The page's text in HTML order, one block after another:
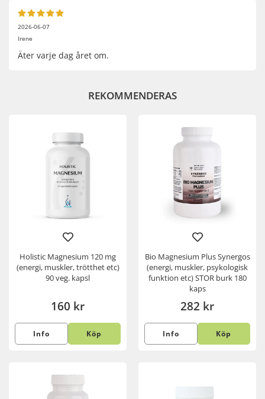
2026-06-07
Irene
Äter varje dag året om.
REKOMMENDERAS
Holistic Magnesium 120 mg
(energi, muskler, trötthet etc)
90 veg. kapsl
160 kr
Info Köp
Bio Magnesium Plus Synergos
(energi, muskler, psykologisk
funktion etc) STOR burk 180
kaps
282 kr
Info Köp